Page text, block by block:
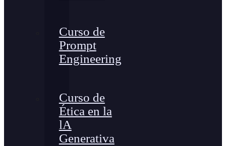
Curso de
Prompt
Engineering
Curso de
Ética en la
lA
Generativa